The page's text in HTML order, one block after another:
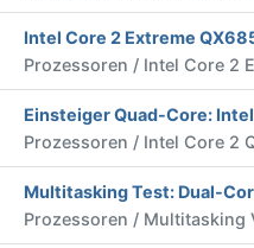
Intel Core 2 Extreme
Prozessoren / Intel Core 2
Einsteiger Quad-Core:
Prozessoren / Intel Core 2
Multitasking Test: Dual-
Prozessoren / Multitasking